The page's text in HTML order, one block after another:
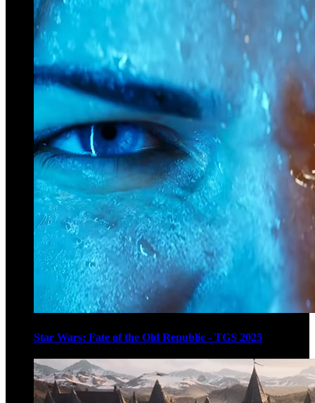
Star Wars: Fate of the Old Republic - TGS 2025